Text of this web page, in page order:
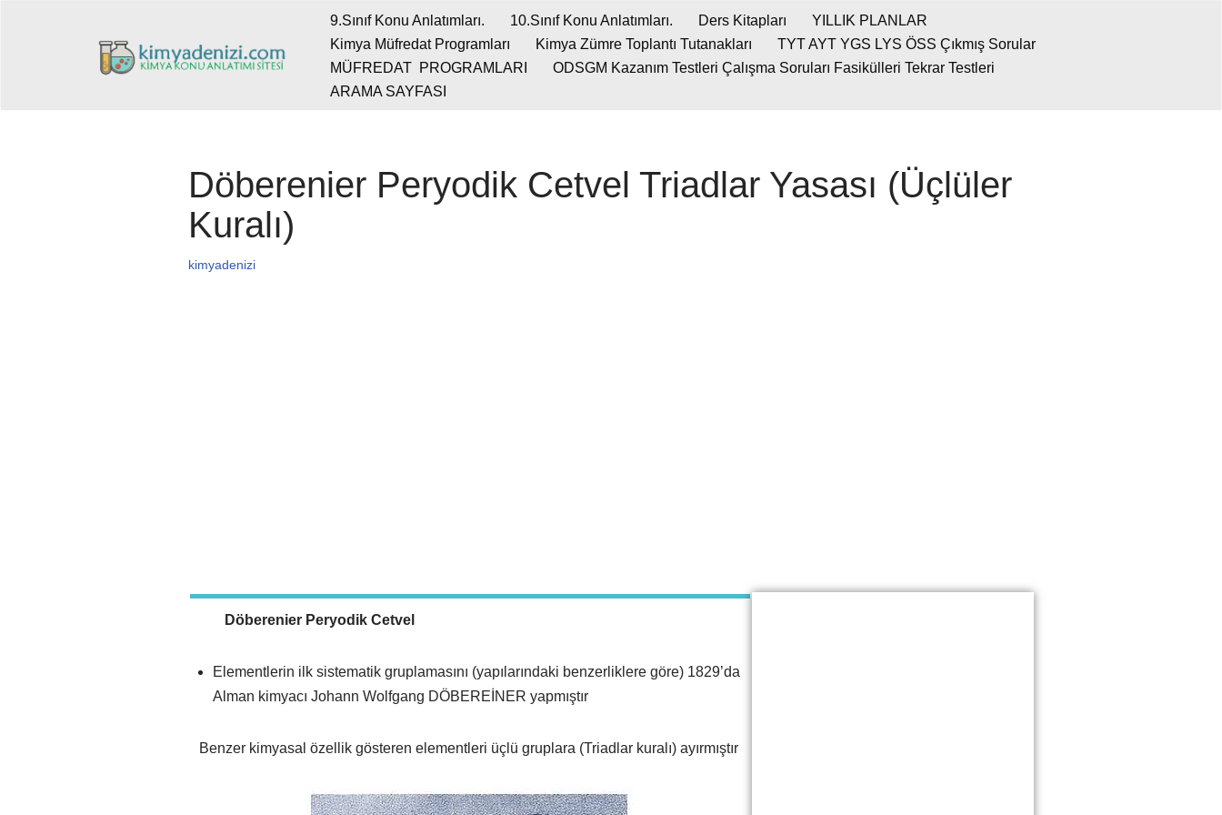
9.Sınıf Konu Anlatımları. 10.Sınıf Konu Anlatımları. Ders Kitapları
YILLIK PLANLAR
Kimya Müfredat Programları
Kimya Zümre Toplantı Tutanakları
TYT AYT YGS LYS ÖSS Çıkmış Sorular
MÜFREDAT PROGRAMLARI
ODSGM Kazanım Testleri Çalışma Soruları Fasikülleri Tekrar Testleri
ARAMA SAYFASI
Döberenier Peryodik Cetvel Triadlar Yasası (Üçlüler
Kuralı)
kimyadenizi
Döberenier Peryodik Cetvel
Elementlerin ilk sistematik gruplamasını (yapılarındaki benzerliklere göre) 1829’da
Alman kimyacı Johann Wolfgang DÖBEREİNER yapmıştır
Benzer kimyasal özellik gösteren elementleri üçlü gruplara (Triadlar kuralı) ayırmıştır